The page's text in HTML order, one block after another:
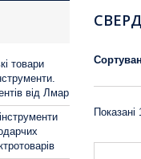
товари
від Лмар
Показані